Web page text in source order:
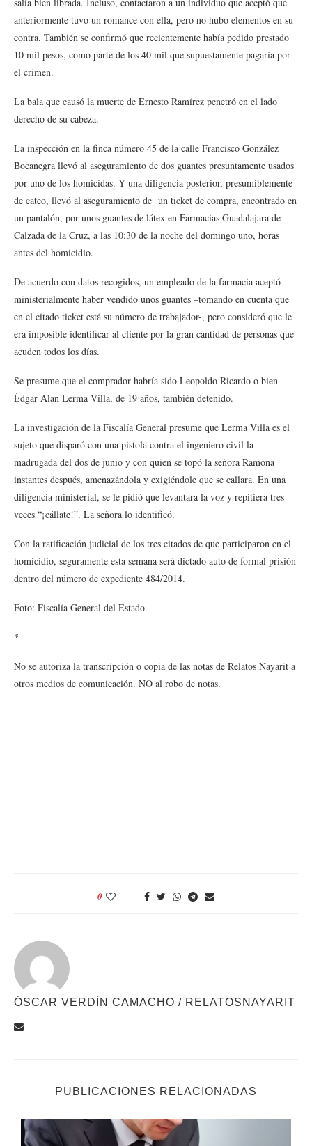
anteriormente tuvo un romance con ella, pero no hubo elementos en su
contra. También se confirmó que recientemente había pedido prestado
10 mil pesos, como parte de los 40 mil que supuestamente pagaría por
el crimen.
La bala que causó la muerte de Ernesto Ramírez penetró en el lado
derecho de su cabeza.
La inspección en la finca número 45 de la calle Francisco González
Bocanegra llevó al aseguramiento de dos guantes presuntamente usados
por uno de los homicidas. Y una diligencia posterior, presumiblemente
de cateo, llevó al aseguramiento de un ticket de compra, encontrado en
un pantalón, por unos guantes de látex en Farmacias Guadalajara de
Calzada de la Cruz, a las 10:30 de la noche del domingo uno, horas
antes del homicidio.
De acuerdo con datos recogidos, un empleado de la farmacia aceptó
ministerialmente haber vendido unos guantes –tomando en cuenta que
en el citado ticket está su número de trabajador-, pero consideró que le
era imposible identificar al cliente por la gran cantidad de personas que
acuden todos los días.
Se presume que el comprador habría sido Leopoldo Ricardo o bien
Édgar Alan Lerma Villa, de 19 años, también detenido.
La investigación de la Fiscalía General presume que Lerma Villa es el
sujeto que disparó con una pistola contra el ingeniero civil la
madrugada del dos de junio y con quien se topó la señora Ramona
instantes después, amenazándola y exigiéndole que se callara. En una
diligencia ministerial, se le pidió que levantara la voz y repitiera tres
veces “¡cállate!”. La señora lo identificó.
Con la ratificación judicial de los tres citados de que participaron en el
homicidio, seguramente esta semana será dictado auto de formal prisión
dentro del número de expediente 484/2014.
Foto: Fiscalía General del Estado.
*
No se autoriza la transcripción o copia de las notas de Relatos Nayarit a
otros medios de comunicación. NO al robo de notas.
0
ÓSCAR VERDÍN CAMACHO / RELATOSNAYARIT
PUBLICACIONES RELACIONADAS